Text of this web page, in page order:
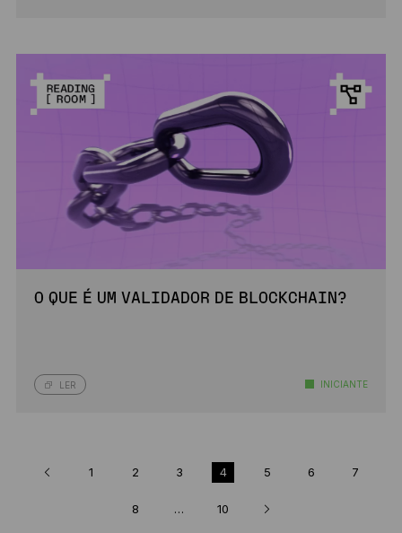
O QUE É UM VALIDADOR DE BLOCKCHAIN?
LER INICIANTE
1 2 3 4 5 6 7
8 … 10